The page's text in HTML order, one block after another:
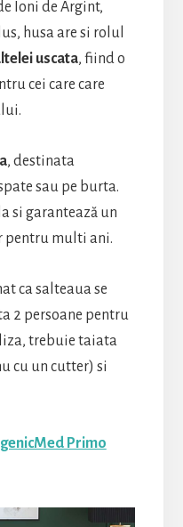
Ioni de Argint,
husa are si rolul
uscata, fiind o
cei care care
, destinata
sau pe burta.
si garantează un
pentru multi ani.
ca salteaua se
2 persoane pentru
trebuie taiata
cu un cutter) si
Primo